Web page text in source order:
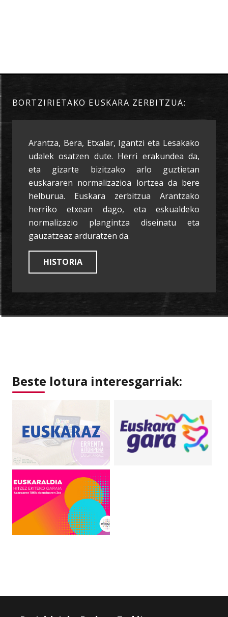
BORTZIRIETAKO EUSKARA ZERBITZUA:
Arantza, Bera, Etxalar, Igantzi eta Lesakako
udalek osatzen dute. Herri erakundea da,
eta gizarte bizitzako arlo guztietan
euskararen normalizazioa lortzea da bere
helburua. Euskara zerbitzua Arantzako
herriko etxean dago, eta eskualdeko
normalizazio plangintza diseinatu eta
gauzatzeaz arduratzen da.
HISTORIA
Beste lotura interesgarriak: